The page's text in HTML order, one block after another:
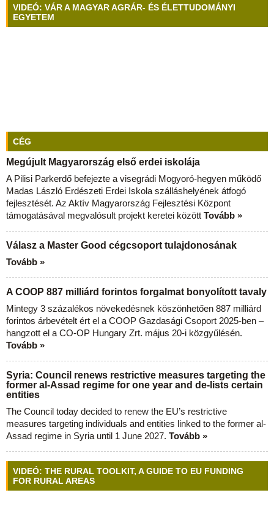
VIDEÓ: VÁR A MAGYAR AGRÁR- ÉS ÉLETTUDOMÁNYI
EGYETEM
CÉG
Megújult Magyarország első erdei iskolája
A Pilisi Parkerdő befejezte a visegrádi Mogyoró-hegyen működő
Madas László Erdészeti Erdei Iskola szálláshelyének átfogó
fejlesztését. Az Aktív Magyarország Fejlesztési Központ
támogatásával megvalósult projekt keretei között Tovább »
Válasz a Master Good cégcsoport tulajdonosának
Tovább »
A COOP 887 milliárd forintos forgalmat bonyolított tavaly
Mintegy 3 százalékos növekedésnek köszönhetően 887 milliárd
forintos árbevételt ért el a COOP Gazdasági Csoport 2025-ben –
hangzott el a CO-OP Hungary Zrt. május 20-i közgyűlésén.
Tovább »
Syria: Council renews restrictive measures targeting the
former al-Assad regime for one year and de-lists certain
entities
The Council today decided to renew the EU’s restrictive
measures targeting individuals and entities linked to the former al-
Assad regime in Syria until 1 June 2027. Tovább »
VIDEÓ: THE RURAL TOOLKIT, A GUIDE TO EU FUNDING
FOR RURAL AREAS